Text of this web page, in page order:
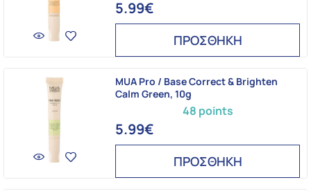
5.99€
ΠΡΟΣΘΗΚΗ
48 points
MUA Pro / Base Correct & Brighten
Calm Green, 10g
5.99€
ΠΡΟΣΘΗΚΗ